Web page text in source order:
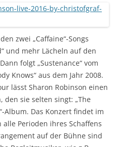
zwei „Caffaine“-Songs
und mehr Lächeln auf den
folgt „Sustenance“ vom
Knows“ aus dem Jahr 2008.
lässt Sharon Robinson einen
den sie selten singt: „The
Album. Das Konzert findet im
Perioden ihres Schaffens
auf der Bühne sind